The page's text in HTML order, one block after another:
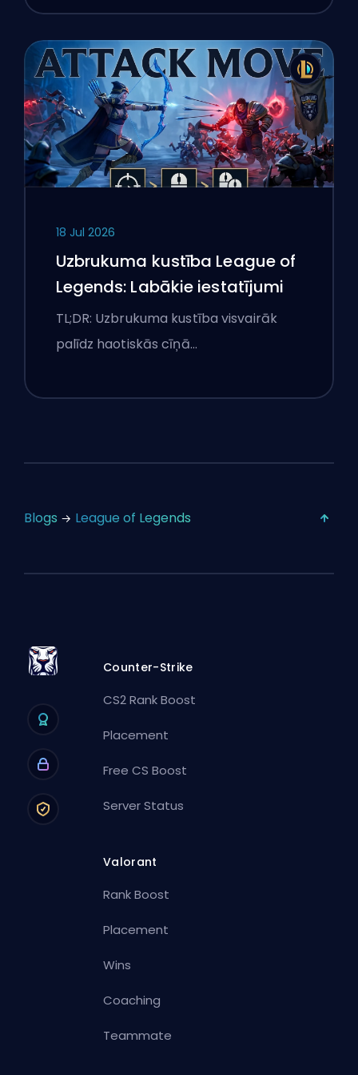
18 Jul 2026
Uzbrukuma kustība League of
Legends: Labākie iestatījumi
TL;DR: Uzbrukuma kustība visvairāk
palīdz haotiskās cīņā…
Blogs League of Legends
Counter-Strike
CS2 Rank Boost
Placement
Free CS Boost
Server Status
Valorant
Rank Boost
Placement
Wins
Coaching
Teammate